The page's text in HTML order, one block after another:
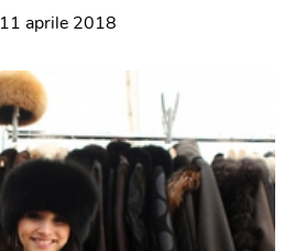
11 aprile 2018